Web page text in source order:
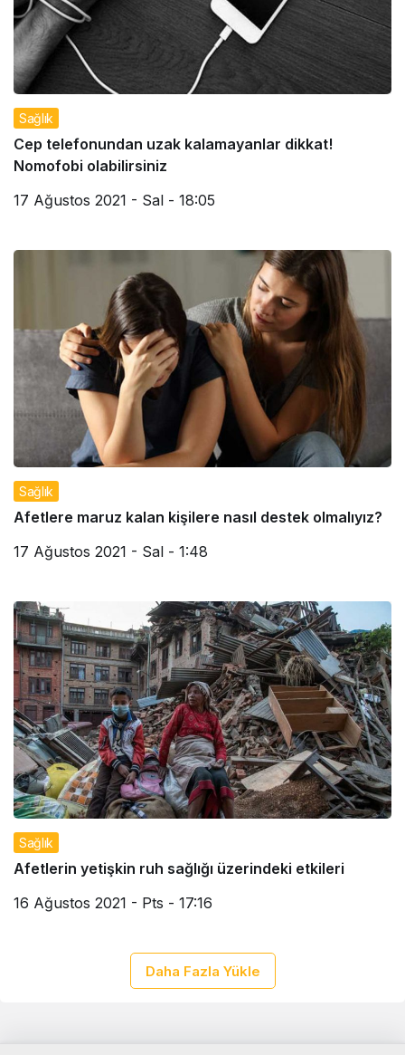
Sağlık
Cep telefonundan uzak kalamayanlar dikkat!
Nomofobi olabilirsiniz
17 Ağustos 2021 - Sal - 18:05
Sağlık
Afetlere maruz kalan kişilere nasıl destek olmalıyız?
17 Ağustos 2021 - Sal - 1:48
Sağlık
Afetlerin yetişkin ruh sağlığı üzerindeki etkileri
16 Ağustos 2021 - Pts - 17:16
Daha Fazla Yükle